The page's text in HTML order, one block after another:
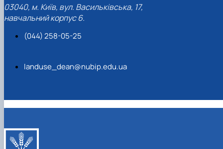
03040, м. Київ, вул. Васильківська, 17,
навчальний корпус 6.
(044) 258-05-25
landuse_dean@nubip.edu.ua